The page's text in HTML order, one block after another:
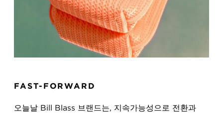
FAST-FORWARD
오늘날 Bill Blass 브랜드는, 지속가능성으로 전환과